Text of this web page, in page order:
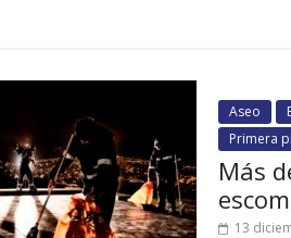
Aseo
Primera
Más
13